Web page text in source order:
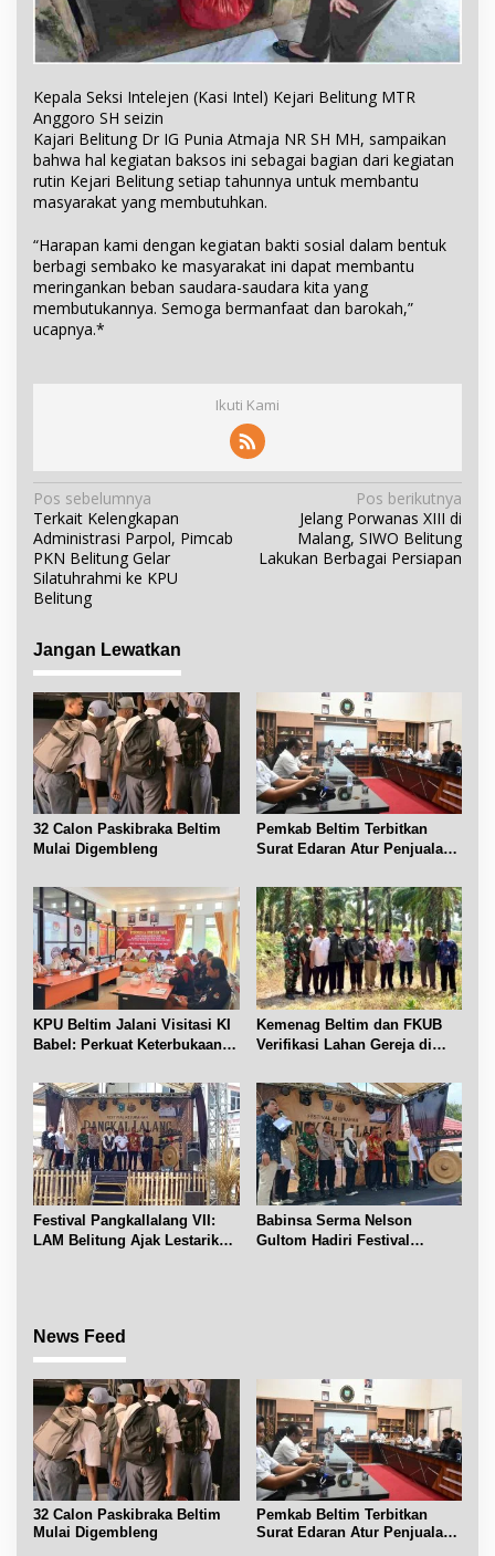
Kepala Seksi Intelejen (Kasi Intel) Kejari Belitung MTR
Anggoro SH seizin
Kajari Belitung Dr IG Punia Atmaja NR SH MH, sampaikan
bahwa hal kegiatan baksos ini sebagai bagian dari kegiatan
rutin Kejari Belitung setiap tahunnya untuk membantu
masyarakat yang membutuhkan.
“Harapan kami dengan kegiatan bakti sosial dalam bentuk
berbagi sembako ke masyarakat ini dapat membantu
meringankan beban saudara-saudara kita yang
membutukannya. Semoga bermanfaat dan barokah,”
ucapnya.*
Ikuti Kami
N
a
v
i
g
s
i
p
o
s
Pos sebelumnya
Terkait Kelengkapan
Administrasi Parpol, Pimcab
PKN Belitung Gelar
Silatuhrahmi ke KPU
Belitung
Pos berikutnya
Jelang Porwanas XIII di
Malang, SIWO Belitung
Lakukan Berbagai Persiapan
Jangan Lewatkan
32 Calon Paskibraka Beltim
Mulai Digembleng
Pemkab Beltim Terbitkan
Surat Edaran Atur Penjualan
KPU Beltim Jalani Visitasi KI
Babel: Perkuat Keterbukaan
Kemenag Beltim dan FKUB
Verifikasi Lahan Gereja di
Festival Pangkallalang VII:
LAM Belitung Ajak Lestarikan
Babinsa Serma Nelson
Gultom Hadiri Festival
News Feed
32 Calon Paskibraka Beltim
Mulai Digembleng
Pemkab Beltim Terbitkan
Surat Edaran Atur Penjualan